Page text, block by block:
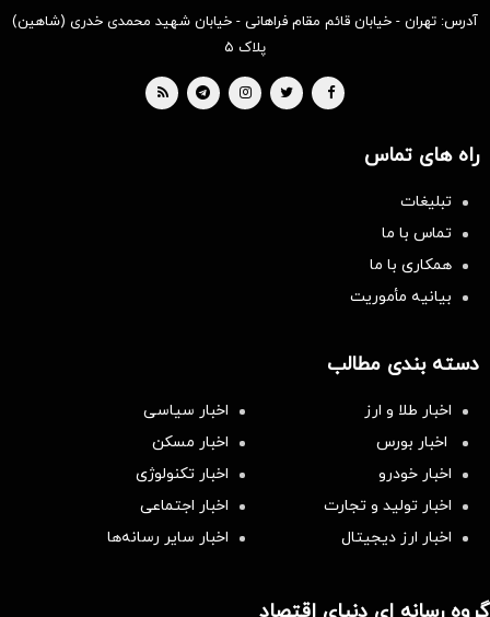
آدرس: تهران - خیابان قائم مقام فراهانی - خیابان شهید محمدی خدری (شاهین)
پلاک ۵
راه های تماس
تبلیغات
تماس با ما
همکاری با ما
بیانیه مأموریت
دسته بندی مطالب
اخبار طلا و ارز
اخبار سیاسی
اخبار بورس
اخبار مسکن
اخبار خودرو
اخبار تکنولوژی
اخبار تولید و تجارت
اخبار اجتماعی
اخبار ارز دیجیتال
اخبار سایر رسانه‌‌ها